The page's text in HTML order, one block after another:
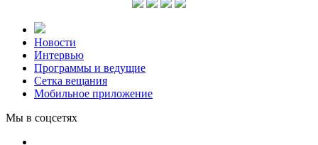
Новости
Интервью
Программы и ведущие
Сетка вещания
Мобильное приложение
Мы в соцсетях